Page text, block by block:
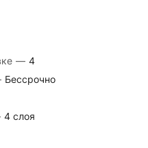
— 4
Бессрочно
4 слоя